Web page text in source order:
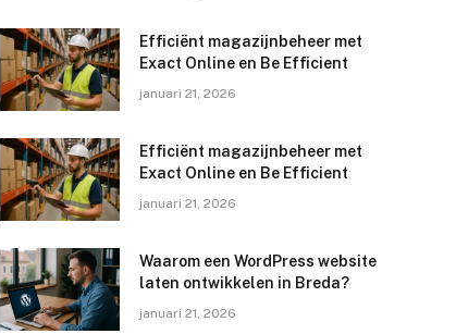
Efficiënt magazijnbeheer met
Exact Online en Be Efficient
januari 21, 2026
Efficiënt magazijnbeheer met
Exact Online en Be Efficient
januari 21, 2026
Waarom een WordPress website
laten ontwikkelen in Breda?
januari 21, 2026